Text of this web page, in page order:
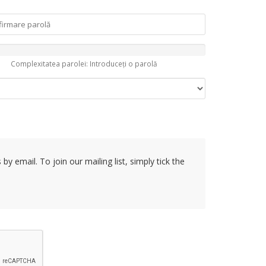
Complexitatea parolei: Introduceți o parolă
email. To join our mailing list, simply tick the